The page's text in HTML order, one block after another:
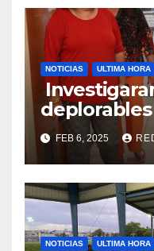
NOTICIAS ULTIMA HORA
facilidades
de la Salud
FEB 6, 2025
NOTICIAS ULTIMA HORA